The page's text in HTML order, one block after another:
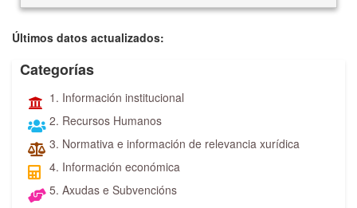
Últimos datos actualizados:
Categorías
1. Información institucional
2. Recursos Humanos
3. Normativa e información de relevancia xurídica
4. Información económica
5. Axudas e Subvencións